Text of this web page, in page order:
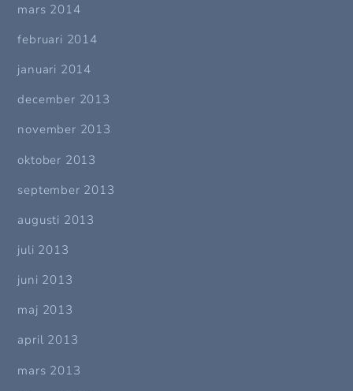
mars 2014
februari 2014
januari 2014
december 2013
november 2013
oktober 2013
september 2013
augusti 2013
juli 2013
juni 2013
maj 2013
april 2013
mars 2013